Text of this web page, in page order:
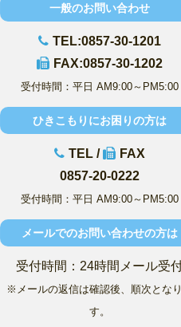
一般のお問い合わせ
TEL:0857-30-1201
FAX:0857-30-1202
受付時間：平日 AM9:00～PM5:00
ひきこもりにお困りの方は
TEL /
FAX
0857-20-0222
受付時間：平日 AM9:00～PM5:00
メールでのお問い合わせの方は
受付時間：24時間メール受
※メールの返信は確認後、順次とな
す。